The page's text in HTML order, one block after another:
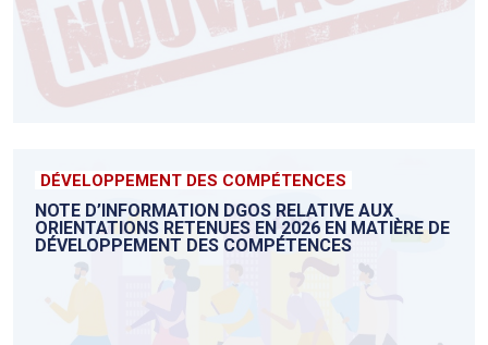
DÉVELOPPEMENT DES COMPÉTENCES
NOTE D’INFORMATION DGOS RELATIVE AUX
ORIENTATIONS RETENUES EN 2026 EN MATIÈRE DE
DÉVELOPPEMENT DES COMPÉTENCES